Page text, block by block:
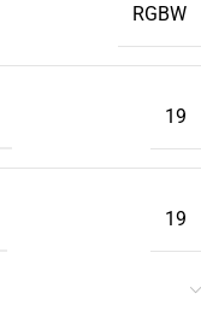
RGBW
19
19